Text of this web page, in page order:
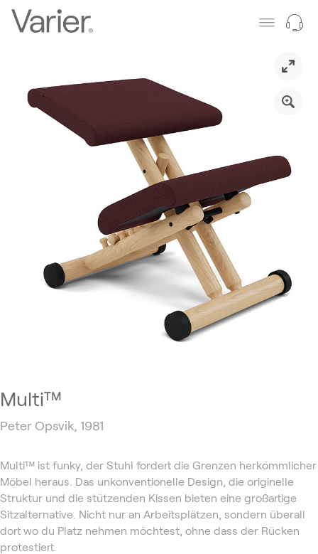
Multi™
Peter Opsvik, 1981
Multi™ ist funky, der Stuhl fordert die Grenzen herkömmlicher
Möbel heraus. Das unkonventionelle Design, die originelle
Struktur und die stützenden Kissen bieten eine großartige
Sitzalternative. Nicht nur an Arbeitsplätzen, sondern überall
dort wo du Platz nehmen möchtest, ohne dass der Rücken
protestiert.